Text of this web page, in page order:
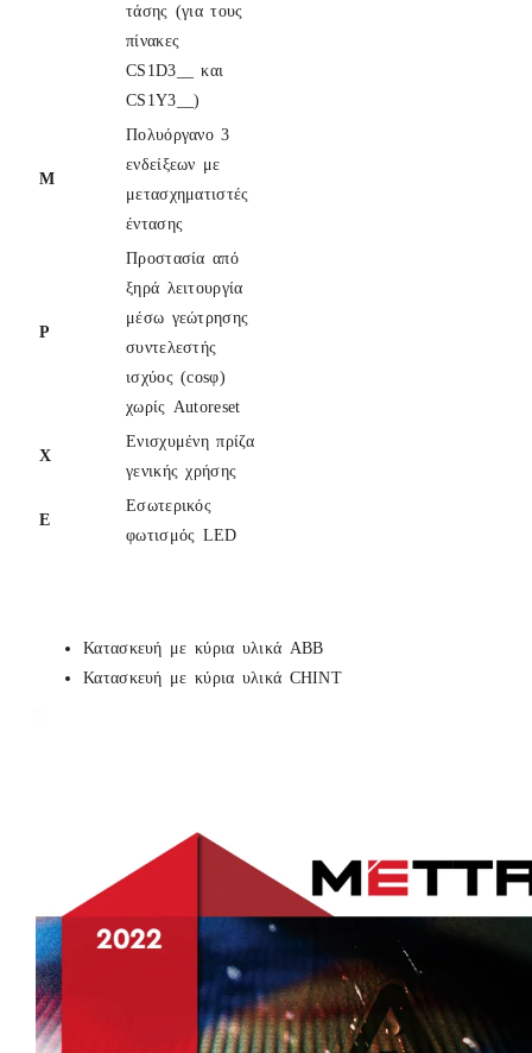
τάσης (για τους
πίνακες
CS1D3__ και
CS1Y3__)
M
Πολυόργανο 3
ενδείξεων με
μετασχηματιστές
έντασης
P
Προστασία από
ξηρά λειτουργία
μέσω γεώτρησης
συντελεστής
ισχύος (cosφ)
χωρίς Autoreset
Χ
Ενισχυμένη πρίζα
γενικής χρήσης
Ε
Εσωτερικός
φωτισμός LED
Κατασκευή με κύρια υλικά ABB
Κατασκευή με κύρια υλικά CHINT